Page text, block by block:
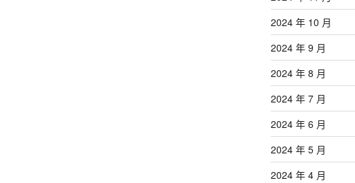
2024 年 10 月
2024 年 9 月
2024 年 8 月
2024 年 7 月
2024 年 6 月
2024 年 5 月
2024 年 4 月